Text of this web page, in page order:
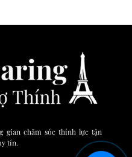
gian chăm sóc thính lực tận
tín.